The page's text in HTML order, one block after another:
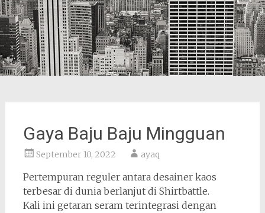
Gaya Baju Baju Mingguan
September 10, 2022 ayaq
Pertempuran reguler antara desainer kaos
terbesar di dunia berlanjut di Shirtbattle.
Kali ini getaran seram terintegrasi dengan